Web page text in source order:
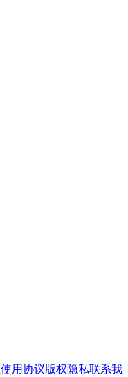
使用协议版权隐私联系我